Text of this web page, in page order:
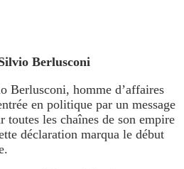
Berlusconi
Berlusconi, homme d’affaires
en politique par un message
toutes les chaînes de son empire
déclaration marqua le début